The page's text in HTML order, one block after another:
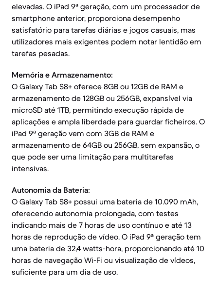
elevadas. O iPad 9ª geração, com um processador de
smartphone anterior, proporciona desempenho
satisfatório para tarefas diárias e jogos casuais, mas
utilizadores mais exigentes podem notar lentidão em
tarefas pesadas.
Memória e Armazenamento:
O Galaxy Tab S8+ oferece 8GB ou 12GB de RAM e
armazenamento de 128GB ou 256GB, expansível via
microSD até 1TB, permitindo execução rápida de
aplicações e ampla liberdade para guardar ficheiros. O
iPad 9ª geração vem com 3GB de RAM e
armazenamento de 64GB ou 256GB, sem expansão, o
que pode ser uma limitação para multitarefas
intensivas.
Autonomia da Bateria:
O Galaxy Tab S8+ possui uma bateria de 10.090 mAh,
oferecendo autonomia prolongada, com testes
indicando mais de 7 horas de uso contínuo e até 13
horas de reprodução de vídeo. O iPad 9ª geração tem
uma bateria de 32,4 watts-hora, proporcionando até 10
horas de navegação Wi-Fi ou visualização de vídeos,
suficiente para um dia de uso.